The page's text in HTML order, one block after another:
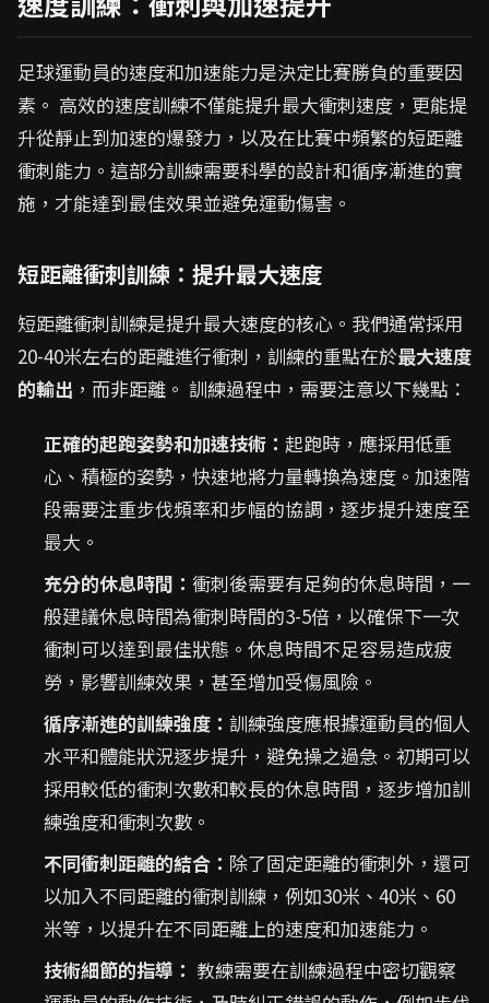
足球運動員的速度和加速能力是決定比賽勝負的重要因
素。 高效的速度訓練不僅能提升最大衝刺速度，更能提
升從靜止到加速的爆發力，以及在比賽中頻繁的短距離
衝刺能力。這部分訓練需要科學的設計和循序漸進的實
施，才能達到最佳效果並避免運動傷害。
短距離衝刺訓練：提升最大速度
短距離衝刺訓練是提升最大速度的核心。我們通常採用
20-40米左右的距離進行衝刺，訓練的重點在於最大速度
的輸出 ，而非距離。 訓練過程中，需要注意以下幾點：
正確的起跑姿勢和加速技術： 起跑時，應採用低重
心、積極的姿勢，快速地將力量轉換為速度。加速階
段需要注重步伐頻率和步幅的協調，逐步提升速度至
最大。
充分的休息時間： 衝刺後需要有足夠的休息時間，一
般建議休息時間為衝刺時間的3-5倍，以確保下一次
衝刺可以達到最佳狀態。休息時間不足容易造成疲
勞，影響訓練效果，甚至增加受傷風險。
循序漸進的訓練強度： 訓練強度應根據運動員的個人
水平和體能狀況逐步提升，避免操之過急。初期可以
採用較低的衝刺次數和較長的休息時間，逐步增加訓
練強度和衝刺次數。
不同衝刺距離的結合： 除了固定距離的衝刺外，還可
以加入不同距離的衝刺訓練，例如30米、40米、60
米等，以提升在不同距離上的速度和加速能力。
技術細節的指導： 教練需要在訓練過程中密切觀察